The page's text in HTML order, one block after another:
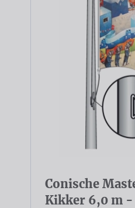
Conische
Kikker 6,0 m -